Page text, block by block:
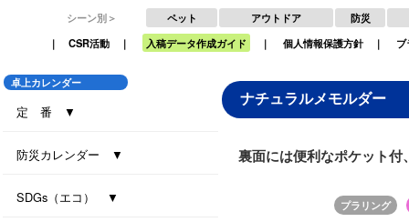
シーン別＞ ペット アウトドア
防災
｜ CSR活動 ｜ 入稿データ作成ガイド ｜ 個人情報保護方針 ｜
卓上カレンダー
定 番 ▼
セブンデイズセブンカラーズ（大）
セブンデイズセブンカラーズ（小）
エコグリーン（大）
エコ ブラウン（大）
エコ ブラウン（小）
セブンデイズセブンカラーズ（eco7）
インデックス・セブンカラーズ (All eco)
インデックス・セブンカラーズ
防災カレンダー ▼
SDGs（エコ） ▼
ナチュラルメモルダー
裏面には便利なポケット付
プラリング